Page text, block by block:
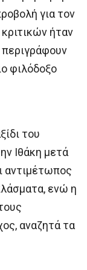
για τον
ήταν
περιγράφουν
φιλόδοξο
του
Ιθάκη μετά
αντιμέτωπος
ενώ η
αναζητά τα